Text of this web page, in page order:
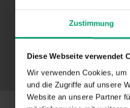
Zustimmung
Diese Webseite verwendet
Wir verwenden Cookies,
und die Zugriffe auf unsere
Website an unsere Partner